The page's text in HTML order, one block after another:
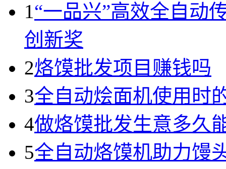
1“一品兴”高效全自动
创新奖
2烙馍批发项目赚钱吗
3全自动烩面机使用时
4做烙馍批发生意多久
5全自动烙馍机助力馒